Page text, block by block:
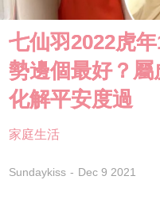
七仙羽2022虎
勢邊個最好？
化解平安度過
家庭生活
Sundaykiss Dec 9 2021